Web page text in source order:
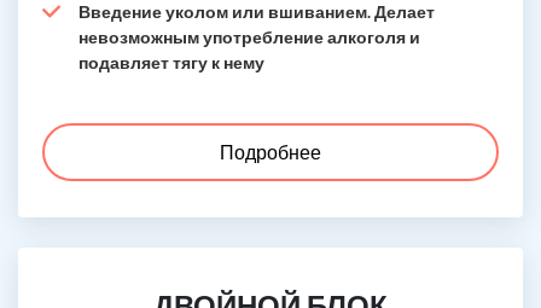
Введение уколом или вшиванием. Делает
невозможным употребление алкоголя и
подавляет тягу к нему
Подробнее